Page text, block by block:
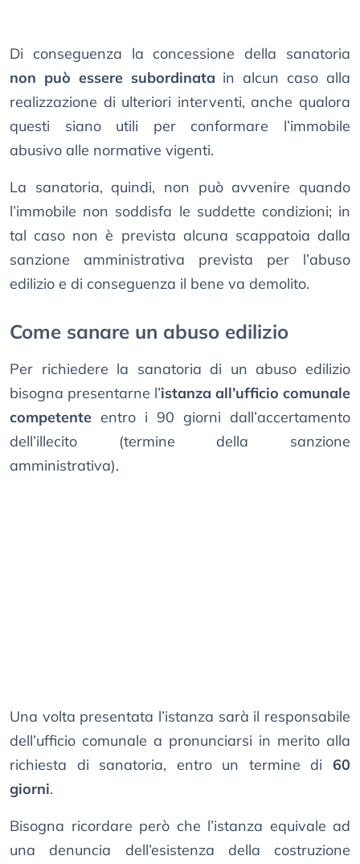
Di conseguenza la concessione della sanatoria
non può essere subordinata in alcun caso alla
realizzazione di ulteriori interventi, anche qualora
questi siano utili per conformare l’immobile
abusivo alle normative vigenti.
La sanatoria, quindi, non può avvenire quando
l’immobile non soddisfa le suddette condizioni; in
tal caso non è prevista alcuna scappatoia dalla
sanzione amministrativa prevista per l’abuso
edilizio e di conseguenza il bene va demolito.
Come sanare un abuso edilizio
Per richiedere la sanatoria di un abuso edilizio
bisogna presentarne l’istanza all’ufficio comunale
competente entro i 90 giorni dall’accertamento
dell’illecito (termine della sanzione
amministrativa).
Una volta presentata l’istanza sarà il responsabile
dell’ufficio comunale a pronunciarsi in merito alla
richiesta di sanatoria, entro un termine di 60
giorni.
Bisogna ricordare però che l’istanza equivale ad
una denuncia dell’esistenza della costruzione